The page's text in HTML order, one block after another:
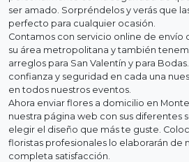
ser amado. Sorpréndelos y verás que
perfecto para cualquier ocasión.
Contamos con servicio online de envío
su área metropolitana y también
arreglos para San Valentín y para
confianza y seguridad en cada una
en todos nuestros eventos.
Ahora enviar flores a domicilio en
nuestra página web con sus diferentes
elegir el diseño que más te guste.
floristas profesionales lo elaborarán de
completa satisfacción.